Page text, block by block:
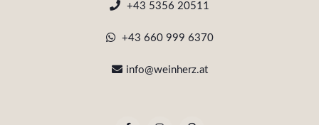
+43 5356 20511
+43 660 999 6370
info@weinherz.at